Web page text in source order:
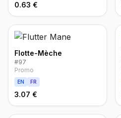
0.63 €
Flotte-Mèche
#97
Promo
EN FR
3.07 €